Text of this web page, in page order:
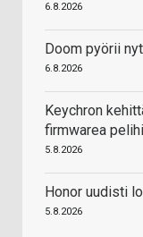
6.8.2026
Doom pyörii
6.8.2026
Keychron
firmwarea
5.8.2026
Honor uudisti
5.8.2026